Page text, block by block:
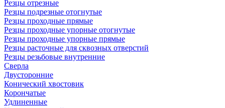
Резцы отрезные
Резцы подрезные отогнутые
Резцы проходные прямые
Резцы проходные упорные отогнутые
Резцы проходные упорные прямые
Резцы расточные для сквозных отверстий
Резцы резьбовые внутренние
Сверла
Двусторонние
Конический хвостовик
Корончатые
Удлиненные